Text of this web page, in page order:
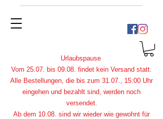
Urlaubspause
Vom 25.07. bis 09.08. findet kein Versand statt.
Alle Bestellungen, die bis zum 31.07., 15:00 Uhr
eingehen und bezahlt sind, werden noch
versendet.
Ab dem 10.08. sind wir wieder wie gewohnt für